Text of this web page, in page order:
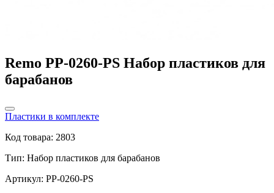
Remo PP-0260-PS Набор пластиков для
барабанов
Пластики в комплекте
Код товара: 2803
Тип: Набор пластиков для барабанов
Артикул: PP-0260-PS